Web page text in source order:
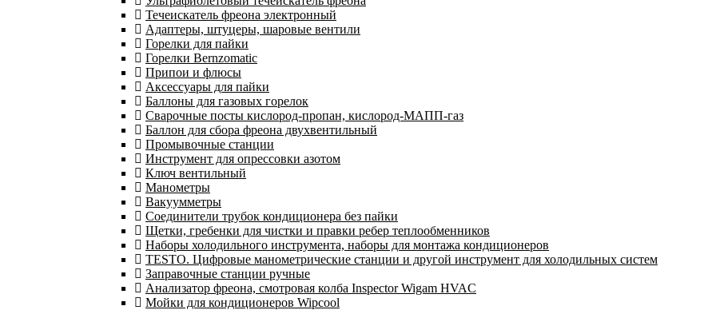
Течеискатель фреона электронный
Адаптеры, штуцеры, шаровые вентили
Горелки для пайки
Горелки Bernzomatic
Припои и флюсы
Аксессуары для пайки
Баллоны для газовых горелок
Сварочные посты кислород-пропан, кислород-МАПП-газ
Баллон для сбора фреона двухвентильный
Промывочные станции
Инструмент для опрессовки азотом
Ключ вентильный
Манометры
Вакуумметры
Соединители трубок кондиционера без пайки
Щетки, гребенки для чистки и правки ребер теплообменников
Наборы холодильного инструмента, наборы для монтажа кондиционеров
TESTO. Цифровые манометрические станции и другой инструмент для холодильных систем
Заправочные станции ручные
Анализатор фреона, смотровая колба Inspector Wigam HVAC
Мойки для кондиционеров Wipcool